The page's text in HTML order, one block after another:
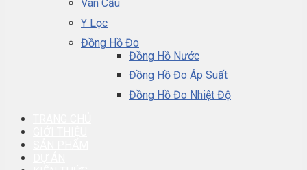
Van Cầu
Y Lọc
Đồng Hồ Đo
Đồng Hồ Nước
Đồng Hồ Đo Áp Suất
Đồng Hồ Đo Nhiệt Độ